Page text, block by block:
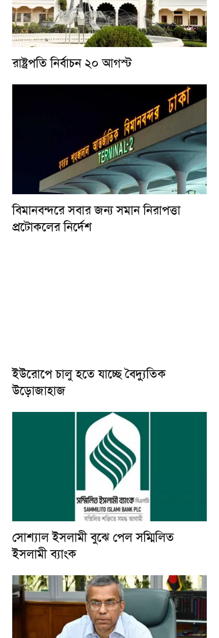
রাষ্ট্রপতি নির্বাচন ২০ আগস্ট
বিমানবন্দরে সবার জন্য সমান নিরাপত্তা
প্রটোকলের নির্দেশ
ইউরোপে চালু হতে যাচ্ছে বৈদ্যুতিক
উড়োজাহাজ
সোশ্যাল ইসলামী বুঝে পেল সম্মিলিত
ইসলামী ব্যাংক